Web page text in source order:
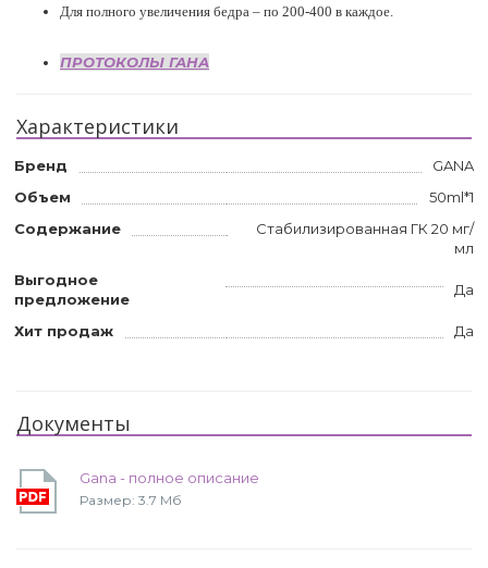
Для полного увеличения бедра – по 200-400 в каждое.
ПРОТОКОЛЫ ГАНА
Характеристики
Бренд
GANA
Объем
50ml*1
Содержание
Стабилизированная ГК 20 мг/
мл
Выгодное
предложение
Да
Хит продаж Да
Документы
Gana - полное описание
Размер: 3.7 Мб